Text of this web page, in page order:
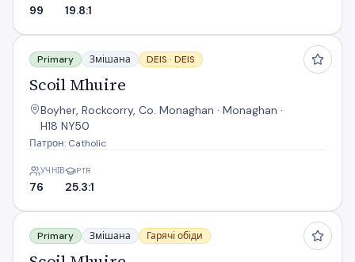
99 19.8:1
Scoil Mhuire
Primary Змішана DEIS · DEIS
Scoil Mhuire
Boyher, Rockcorry, Co. Monaghan · Monaghan ·
H18 NY50
Патрон: Catholic
УЧНІВ
76
PTR
25.3:1
Scoil Mhuire
Primary Змішана Гарячі обіди